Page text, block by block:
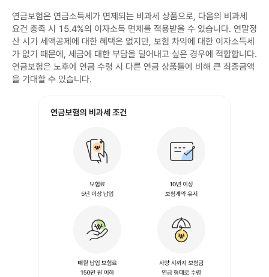
연금보험은 연금소득세가 면제되는 비과세 상품으로, 다음의 비과세
요건 충족 시 15.4%의 이자소득 면제를 적용받을 수 있습니다. 연말정
산 시기 세액공제에 대한 혜택은 없지만, 보험 차익에 대한 이자소득세
가 없기 때문에, 세금에 대한 부담을 덜어내고 싶은 경우에 적합합니다.
연금보험은 노후에 연금 수령 시 다른 연금 상품들에 비해 큰 최종금액
을 기대할 수 있습니다.